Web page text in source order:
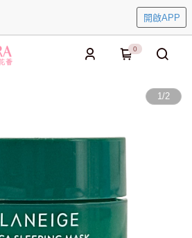
開啟APP
0
1/2